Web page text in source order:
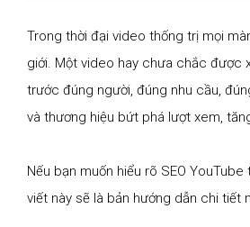
Trong thời đại video thống trị mọi
giới. Một video hay chưa chắc được
trước đúng người, đúng nhu cầu,
và thương hiệu bứt phá lượt xem,
Nếu bạn muốn hiểu rõ SEO
viết này sẽ là bản hướng dẫn chi tiết